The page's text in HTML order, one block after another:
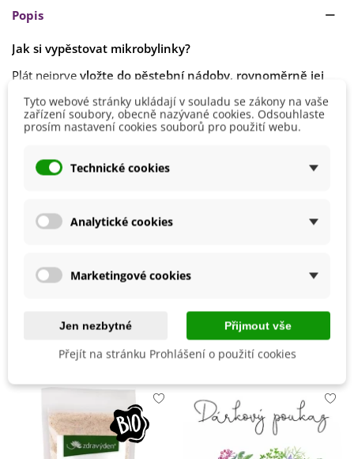
Popis
Jak si vypěstovat mikrobylinky?
Plát nejprve vložte do pěstební nádoby, rovnoměrně jej
Umístěte nádobu nasvětlé stanoviště, ideálněmimo přímé
sluneční paprsky.
Během klíčení
potřebypodložku lehce zvlhčete
Celková doba růstu jekrátká– sklizeň bývá obvykle
Číst více
Detaily produktu
BIO Kvalita
ean134000159618657
Tyto webové stránky ukládají v souladu se zákony na vaše
zařízení soubory, obecně nazývané cookies. Odsouhlaste
prosím nastavení cookies souborů pro použití webu.
Technické cookies
Analytické cookies
Marketingové cookies
Jen nezbytné Přijmout vše
Přejít na stránku Prohlášení o použití cookies